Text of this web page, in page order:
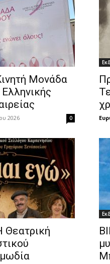
Μονάδα
2026 0
Θεατρική